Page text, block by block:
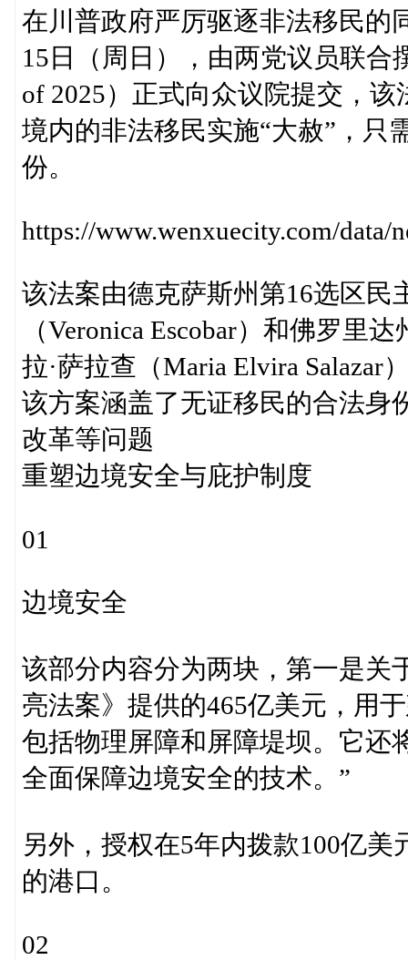
在川普政府严厉驱逐非法移民的
15日（周日），由两党议员联合
of 2025）正式向众议院提交，
境内的非法移民实施“大赦”，只
份。
https://www.wenxuecity.com/
该法案由德克萨斯州第16选区民
（Veronica Escobar）和佛罗里
拉·萨拉查（Maria Elvira
该方案涵盖了无证移民的合法身
改革等问题
重塑边境安全与庇护制度
01
边境安全
该部分内容分为两块，第一是关
亮法案》提供的465亿美元，用
包括物理屏障和屏障堤坝。它还
全面保障边境安全的技术。”
另外，授权在5年内拨款100亿
的港口。
02